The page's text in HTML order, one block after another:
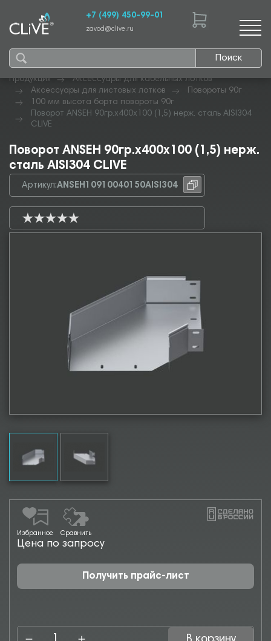
Поиск
+7 (499) 450-99-01
zavod@clive.ru
Продукция
Аксессуары для кабельных лотков
Аксессуары для листовых лотков
Повороты 90г
100 мм высота борта повороты 90г
Поворот ANSEH 90гр.х400х100 (1,5) нерж. сталь AISI304
CLIVE
Поворот ANSEH 90гр.х400х100 (1,5) нерж.
сталь AISI304 CLIVE
Артикул:ANSEH10910040150AISI304
Избранное Сравнить
Цена по запросу
Получить прайс-лист